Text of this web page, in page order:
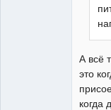
А всё
это
когда